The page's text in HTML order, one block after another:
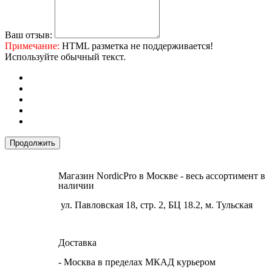
Ваш отзыв:
Примечание: HTML разметка не поддерживается!
Используйте обычный текст.
Продолжить
Магазин NordicPro в Москве - весь ассортимент в
наличии
ул. Павловская 18, стр. 2, БЦ 18.2, м. Тульская
Доставка
- Москва в пределах МКАД курьером